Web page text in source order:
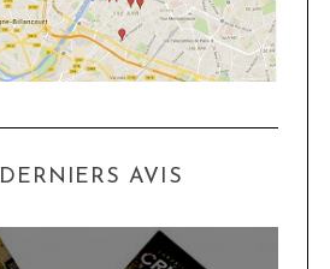
AVIS